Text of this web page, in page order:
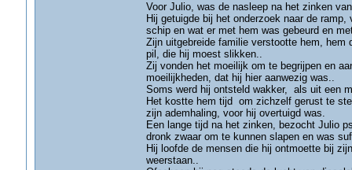
Voor Julio, was de nasleep na het zinken
Hij getuigde bij het onderzoek naar de
schip en wat er met hem was gebeurd en
Zijn uitgebreide familie verstootte hem, hem
pil, die hij moest slikken..
Zij vonden het moeilijk om te begrijpen en
moeilijkheden, dat hij hier aanwezig was..
Soms werd hij ontsteld wakker, als uit een
Het kostte hem tijd om zichzelf gerust te
zijn ademhaling, voor hij overtuigd was.
Een lange tijd na het zinken, bezocht Julio
dronk zwaar om te kunnen slapen en was
Hij loofde de mensen die hij ontmoette bij
weerstaan..